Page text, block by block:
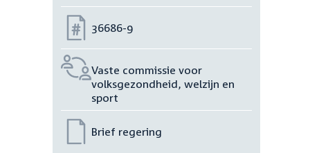
Nummer:
36686-9
Vaste commissie voor
volksgezondheid, welzijn en
sport
Brief regering